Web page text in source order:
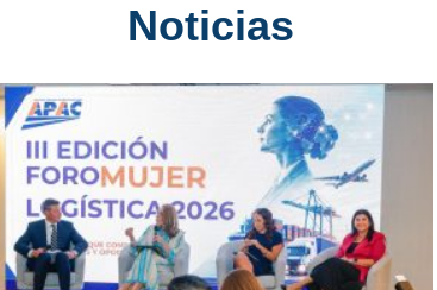
Noticias